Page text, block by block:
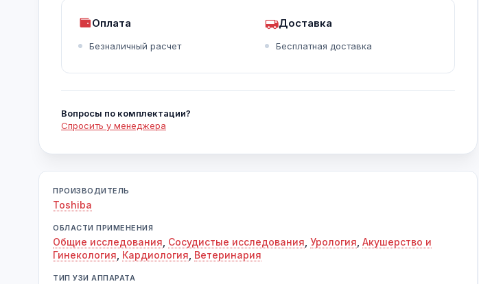
Печень, энергетический допплер (Рис.2) Тканевой допплер
Оплата
Безналичный расчет
Доставка
Бесплатная доставка
Вопросы по комплектации?
Спросить у менеджера
ПРОИЗВОДИТЕЛЬ
Toshiba
ОБЛАСТИ ПРИМЕНЕНИЯ
Общие исследования Сосудистые исследования Урология Акушерство и
Гинекология Кардиология Ветеринария
ТИП УЗИ АППАРАТА